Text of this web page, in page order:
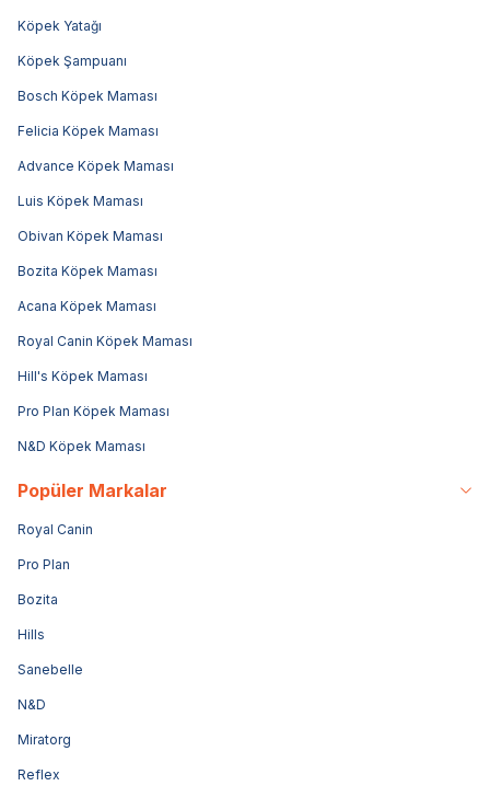
Köpek Yatağı
Köpek Şampuanı
Bosch Köpek Maması
Felicia Köpek Maması
Advance Köpek Maması
Luis Köpek Maması
Obivan Köpek Maması
Bozita Köpek Maması
Acana Köpek Maması
Royal Canin Köpek Maması
Hill's Köpek Maması
Pro Plan Köpek Maması
N&D Köpek Maması
Popüler Markalar
Royal Canin
Pro Plan
Bozita
Hills
Sanebelle
N&D
Miratorg
Reflex